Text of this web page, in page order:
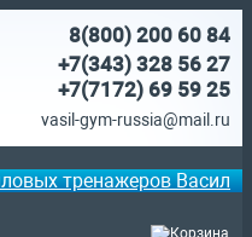
8(800) 200 60 84
+7(343) 328 56 27
+7(7172) 69 59 25
vasil-gym-russia@mail.ru
тренажеров Васил